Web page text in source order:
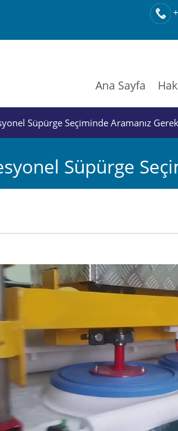
Ana Sayfa
Süpürge Seçiminde Aramanız
Süpürge